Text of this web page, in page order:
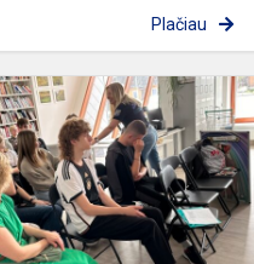
Plačiau